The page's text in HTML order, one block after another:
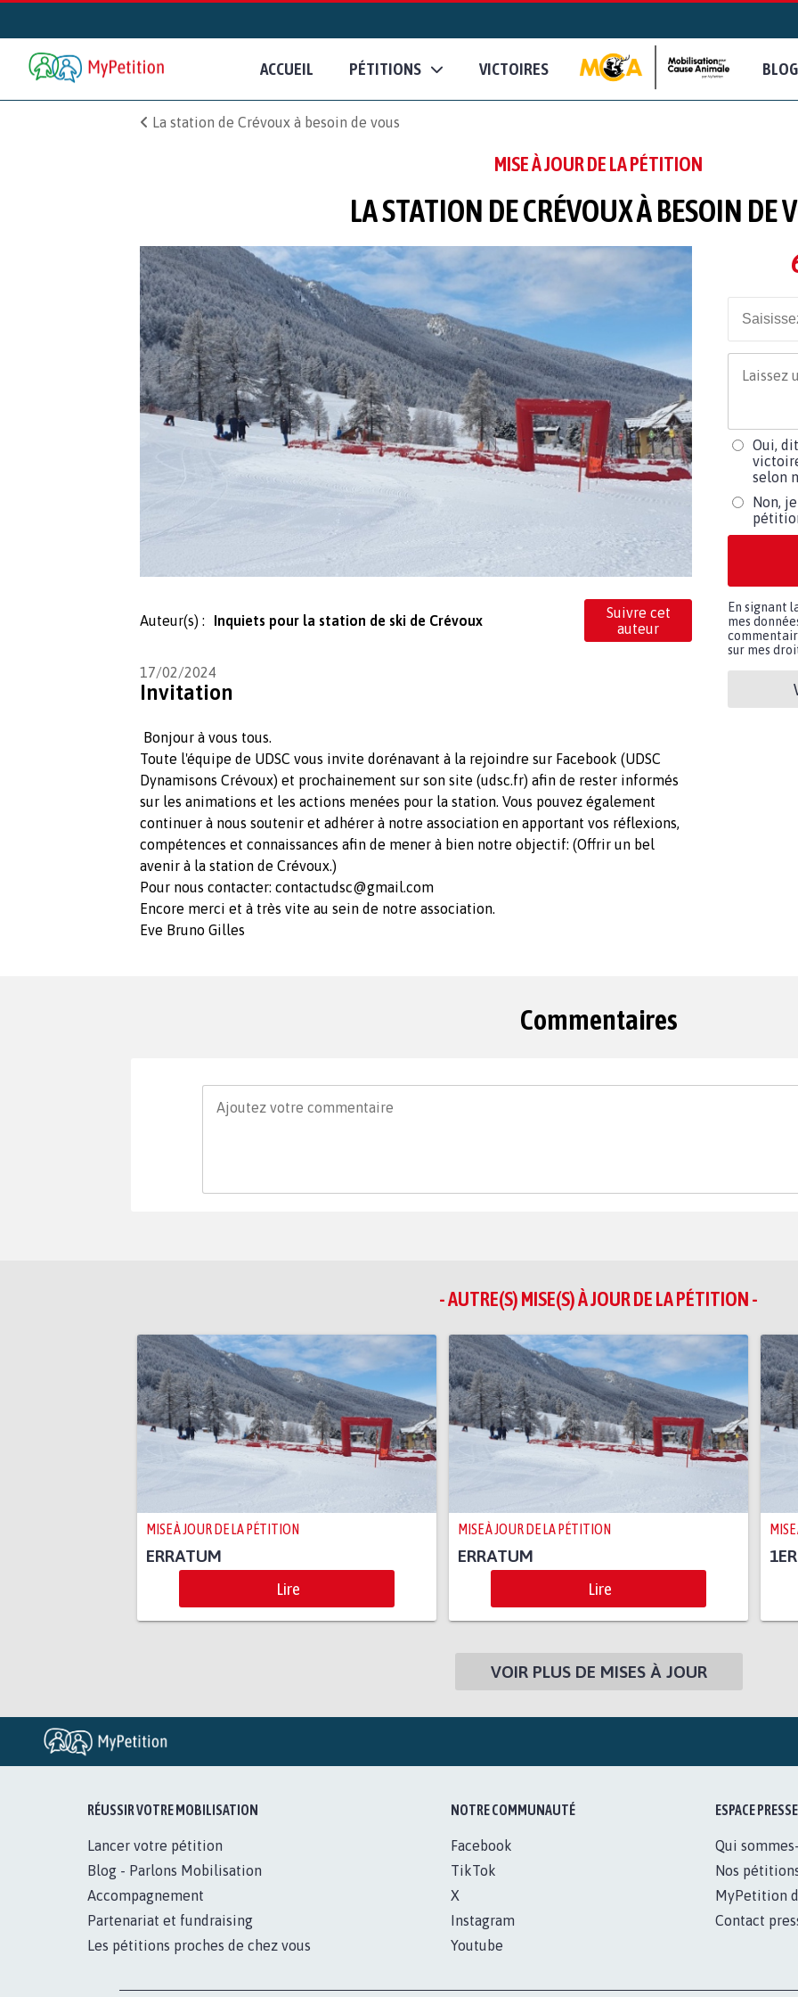
ACCUEIL PÉTITIONS VICTOIRES BLOG
La station de Crévoux à besoin de vous
MISE À JOUR DE LA PÉTITION
LA STATION DE CRÉVOUX À BESOIN DE
Auteur(s) : Inquiets pour la station de ski de Crévoux
Suivre cet
auteur
17/02/2024
Invitation
Bonjour à vous tous.
Toute l'équipe de UDSC vous invite dorénavant à la rejoindre sur Facebook (UDSC
Dynamisons Crévoux) et prochainement sur son site (udsc.fr) afin de rester informés
sur les animations et les actions menées pour la station. Vous pouvez également
continuer à nous soutenir et adhérer à notre association en apportant vos réflexions,
compétences et connaissances afin de mener à bien notre objectif: (Offrir un bel
avenir à la station de Crévoux.)
Pour nous contacter: contactudsc@gmail.com
Encore merci et à très vite au sein de notre association.
Eve Bruno Gilles
Oui,
selon
Non,
En signant
mes
sur mes
Commentaires
- AUTRE(S) MISE(S) À JOUR DE LA PÉTITION -
MISE À JOUR DE LA PÉTITION
ERRATUM
Lire
MISE À JOUR DE LA PÉTITION
ERRATUM
Lire
VOIR PLUS DE MISES À JOUR
RÉUSSIR VOTRE MOBILISATION
Lancer votre pétition
Blog - Parlons Mobilisation
Accompagnement
Partenariat et fundraising
Les pétitions proches de chez vous
NOTRE COMMUNAUTÉ
Facebook
TikTok
X
Instagram
Youtube
ESPACE PRESSE
Qui
Nos
MyPetition
Contact